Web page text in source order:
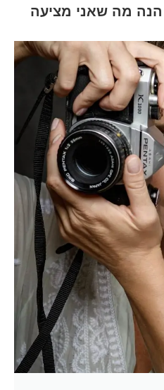
הנה מה שאני מציעה